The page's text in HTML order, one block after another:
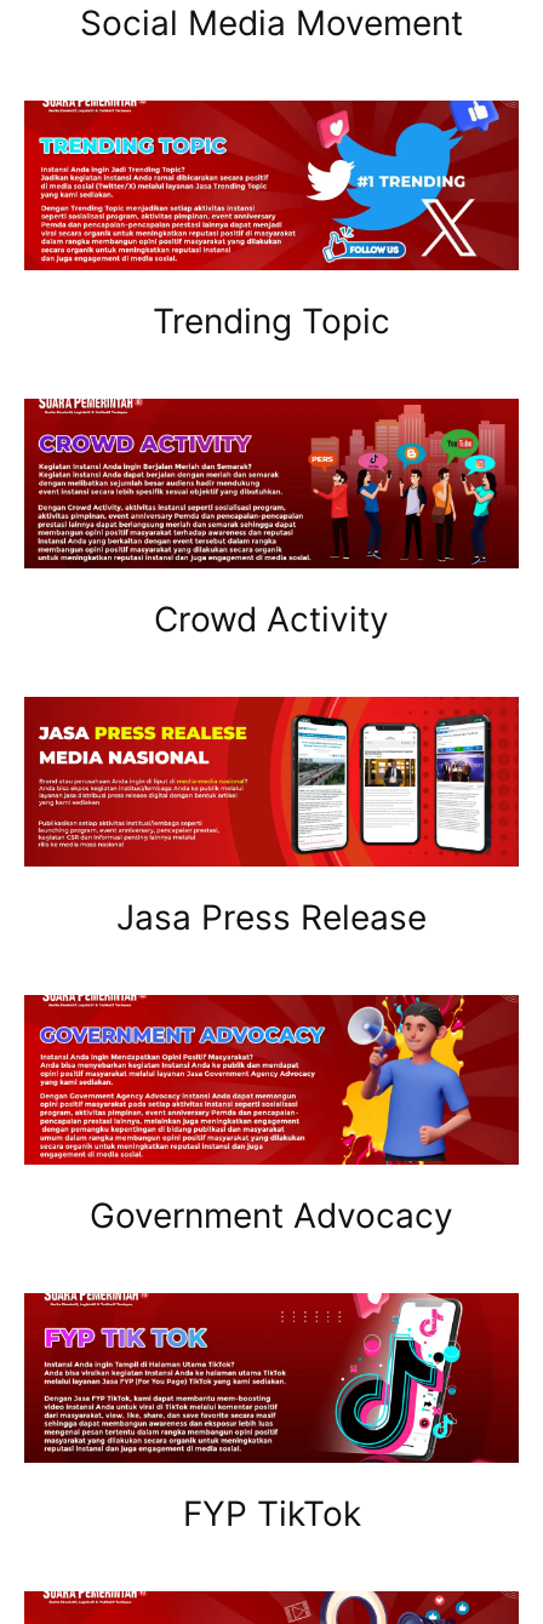
Social Media Movement
Trending Topic
Crowd Activity
Jasa Press Release
Government Advocacy
FYP TikTok